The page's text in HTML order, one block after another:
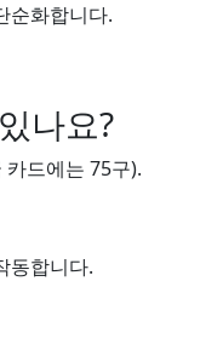
순화합니다.
나요?
드에는 75구).
동합니다.